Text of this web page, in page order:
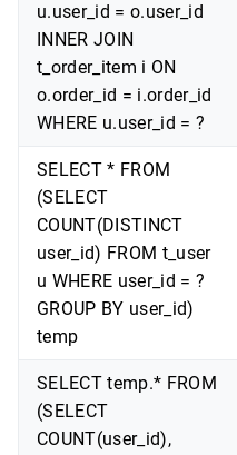
u.user_id = o.user_id
INNER JOIN
t_order_item i ON
o.order_id = i.order_id
WHERE u.user_id = ?
SELECT * FROM
(SELECT
COUNT(DISTINCT
user_id) FROM t_user
u WHERE user_id = ?
GROUP BY user_id)
temp
SELECT temp.* FROM
(SELECT
COUNT(user_id),